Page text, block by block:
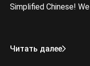
Simplified Chinese! We
Читать далее